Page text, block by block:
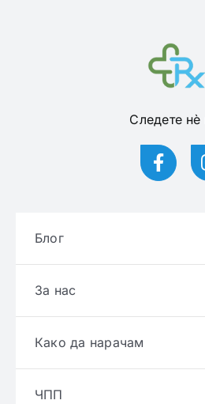
Следете нѐ
Блог
За нас
Како да нарачам
ЧПП